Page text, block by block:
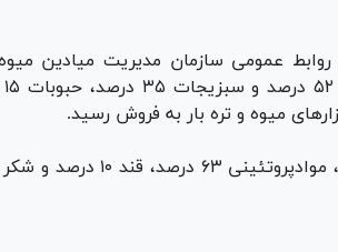
عمومی سازمان مدیریت میادین
میوه و تره بار به فروش رسید.